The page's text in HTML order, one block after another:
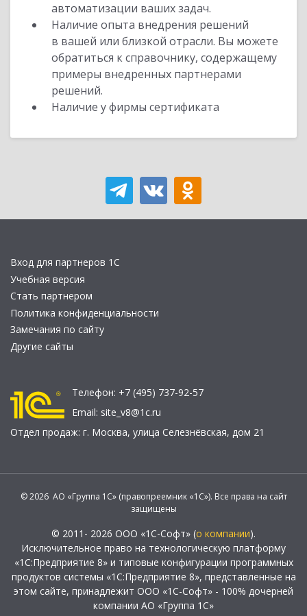
автоматизации ваших задач.
Наличие опыта внедрения решений
в вашей или близкой отрасли. Вы можете
обратиться к справочнику, содержащему
примеры внедренных партнерами
решений.
Наличие у фирмы сертификата
Вход для партнеров 1С
Учебная версия
Стать партнером
Политика конфиденциальности
Замечания по сайту
Другие сайты
Телефон: +7 (495) 737-92-57
Email: site_v8@1c.ru
Отдел продаж: г. Москва, улица Селезнёвская, дом 21
© 2026 АО «Группа 1С» (правопреемник «1С»). Все права на сайт
защищены
© 2011- 2026 ООО «1С-Софт» (о компании).
Исключительное право на технологическую платформу
«1С:Предприятие 8» и типовые конфигурации программных
продуктов системы «1С:Предприятие 8», представленные на
этом сайте, принадлежит ООО «1С-Софт» - 100% дочерней
компании АО «Группа 1С»